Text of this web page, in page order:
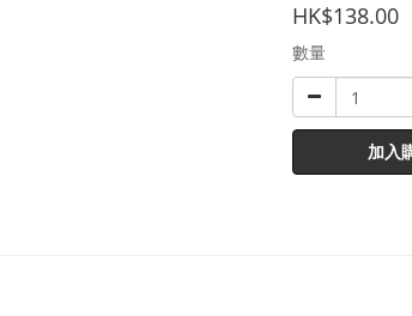
HK$138.00
數量
加入